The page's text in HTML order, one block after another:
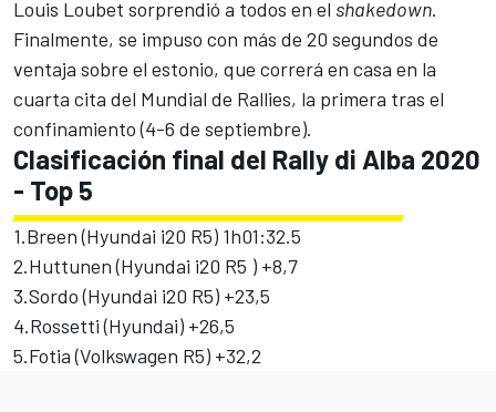
Louis Loubet sorprendió a todos en el shakedown.
Finalmente, se impuso con más de 20 segundos de
ventaja sobre el estonio, que correrá en casa en la
cuarta cita del Mundial de Rallies, la primera tras el
confinamiento (4-6 de septiembre).
Clasificación final del Rally di Alba 2020
- Top 5
1.Breen (Hyundai i20 R5) 1h01:32.5
2.Huttunen (Hyundai i20 R5 ) +8,7
3.Sordo (Hyundai i20 R5) +23,5
4.Rossetti (Hyundai) +26,5
5.Fotia (Volkswagen R5) +32,2